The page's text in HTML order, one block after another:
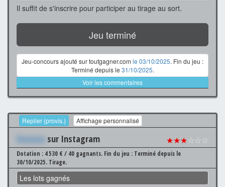
Il suffit de s'inscrire pour participer au tirage au sort.
Jeu terminé
Jeu-concours ajouté sur toutgagner.com le 03/10/2025. Fin du jeu :
Terminé depuis le 31/10/2025.
Voir les commentaires
Replier (provis.) Affichage personnalisé
Xxxxxxx sur Instagram ★★★☆☆☆
Dotation : 4 530 € / 40 gagnants. Fin du jeu : Terminé depuis le
30/10/2025. Tirage.
Les lots gagnés